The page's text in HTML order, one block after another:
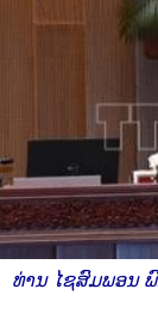
ທ່ານ ໄຊສົມພອນ